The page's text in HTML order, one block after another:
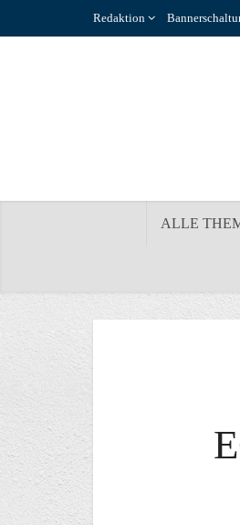
Redaktion
ALLE